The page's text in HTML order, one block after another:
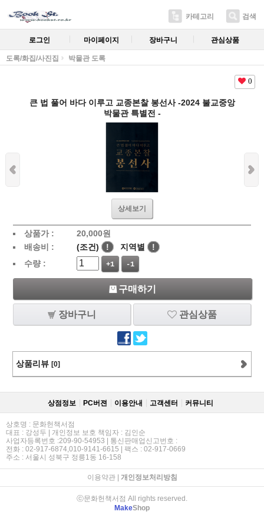
카테고리 검색
로그인 마이페이지 장바구니 관심상품
도록/화집/사진집 박물관 도록
0
큰 법 풀어 바다 이루고 교종본찰 봉선사 -2024 불교중앙
박물관 특별전 -
상세보기
상품가 : 20,000원
배송비 :
(조건) ! 지역별
!
수량 :
+1 -1
구매하기
장바구니 관심상품
상품리뷰 [0]
상점정보 PC버젼 이용안내 고객센터 커뮤니티
상호명 : 문화헌책서점
대표 : 강성두 | 개인정보 보호 책임자 : 김인순
사업자등록번호 :209-90-54953 | 통신판매업신고번호 :
전화 : 02-917-6874,010-9141-6615 | 팩스 : 02-917-0669
주소 : 서울시 성북구 정릉1동 16-158
이용약관| 개인정보처리방침
ⓒ문화헌책서점 All rights reserved.
MakeShop